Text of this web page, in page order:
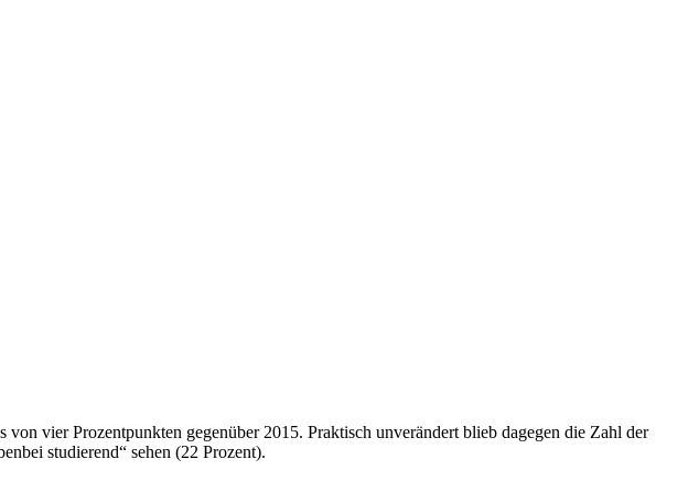
vier Prozentpunkten gegenüber 2015. Praktisch unverändert blieb dagegen die Zahl der
studierend“ sehen (22 Prozent).